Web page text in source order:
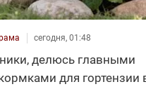
сегодня, 01:48
делюсь главными
для гортензии